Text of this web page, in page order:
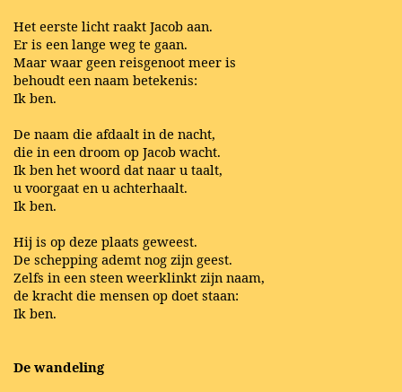
Het eerste licht raakt Jacob aan.
Er is een lange weg te gaan.
Maar waar geen reisgenoot meer is
behoudt een naam betekenis:
Ik ben.
De naam die afdaalt in de nacht,
die in een droom op Jacob wacht.
Ik ben het woord dat naar u taalt,
u voorgaat en u achterhaalt.
Ik ben.
Hij is op deze plaats geweest.
De schepping ademt nog zijn geest.
Zelfs in een steen weerklinkt zijn naam,
de kracht die mensen op doet staan:
Ik ben.
De wandeling